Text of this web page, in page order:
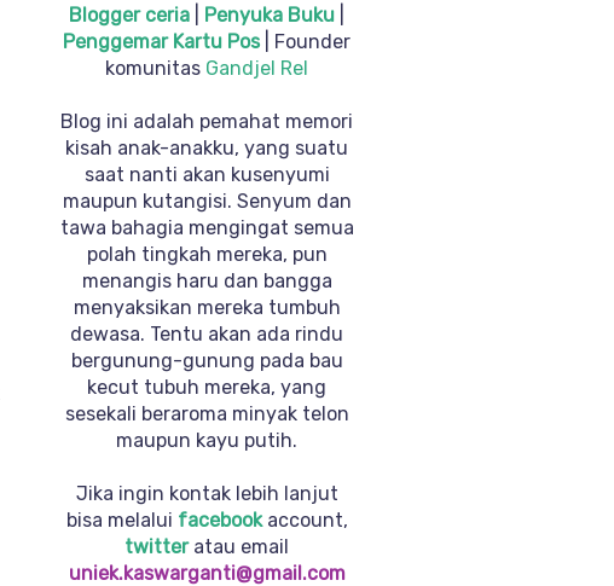
Blogger ceria Penyuka Buku
Penggemar Kartu Pos
| Founder
komunitas Gandjel Rel
Blog ini adalah pemahat memori
kisah anak-anakku, yang suatu
saat nanti akan kusenyumi
maupun kutangisi. Senyum dan
tawa bahagia mengingat semua
polah tingkah mereka, pun
menangis haru dan bangga
menyaksikan mereka tumbuh
dewasa. Tentu akan ada rindu
bergunung-gunung pada bau
kecut tubuh mereka, yang
sesekali beraroma minyak telon
maupun kayu putih.
Jika ingin kontak lebih lanjut
bisa melalui facebook account,
twitteratau email
uniek.kaswarganti@gmail.com